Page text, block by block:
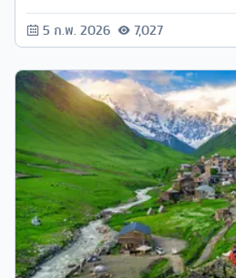
5 ก.พ. 2026 7,027